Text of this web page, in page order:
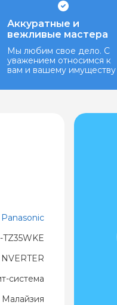
Аккуратные и
вежливые мастера
Мы любим свое дело. С
уважением относимся к
вам и вашему имуществу
Panasonic
TZ35WKE
система
Малайзия